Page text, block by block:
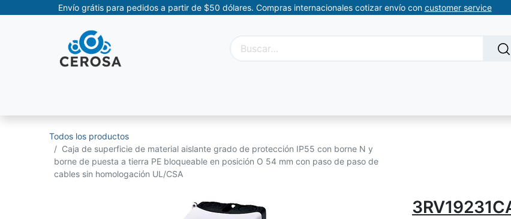
Envío grátis para pedidos a partir de $50 dólares. Compras internacionales cotizar envío con customer service
Todos los productos
Caja de superficie de material aislante grado de protección IP55 con borne N y
borne de puesta a tierra PE bloqueable en posición O 54 mm con paso de paso de
cables sin homologación UL/CSA